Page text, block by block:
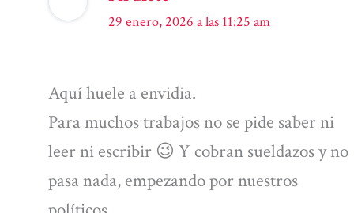
29 enero, 2026 a las 11:25 am
Aquí huele a envidia.
Para muchos trabajos no se pide saber ni
leer ni escribir 😉 Y cobran sueldazos y no
pasa nada, empezando por nuestros